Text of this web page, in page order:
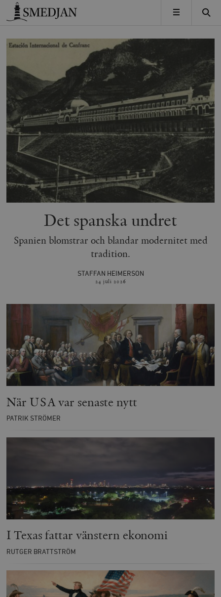
Timbro
MENY
När USA var senaste nytt
PATRIK STRÖMER
I Texas fattar vänstern ekonomi
RUTGER BRATTSTRÖM
Det spanska undret
Spanien blomstrar och blandar modernitet med
tradition.
STAFFAN HEIMERSON
24 juli 2026